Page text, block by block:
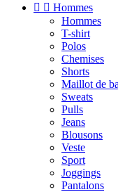
  Hommes
Hommes
T-shirt
Polos
Chemises
Shorts
Maillot de
Sweats
Pulls
Jeans
Blousons
Veste
Sport
Joggings
Pantalons